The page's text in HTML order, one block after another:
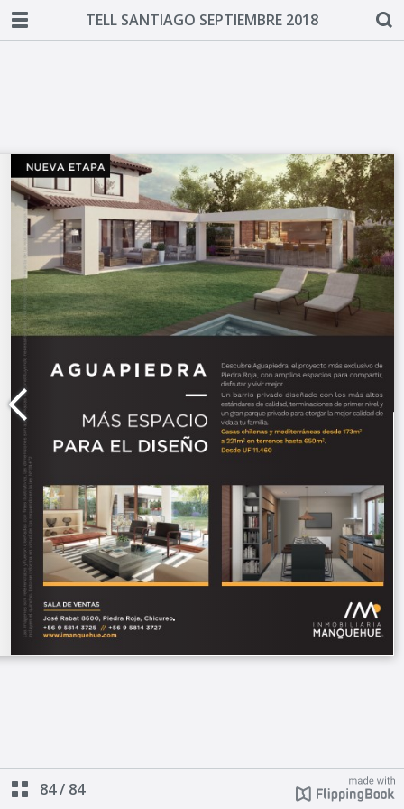
TELL SANTIAGO SEPTIEMBRE 2018
84/ 84